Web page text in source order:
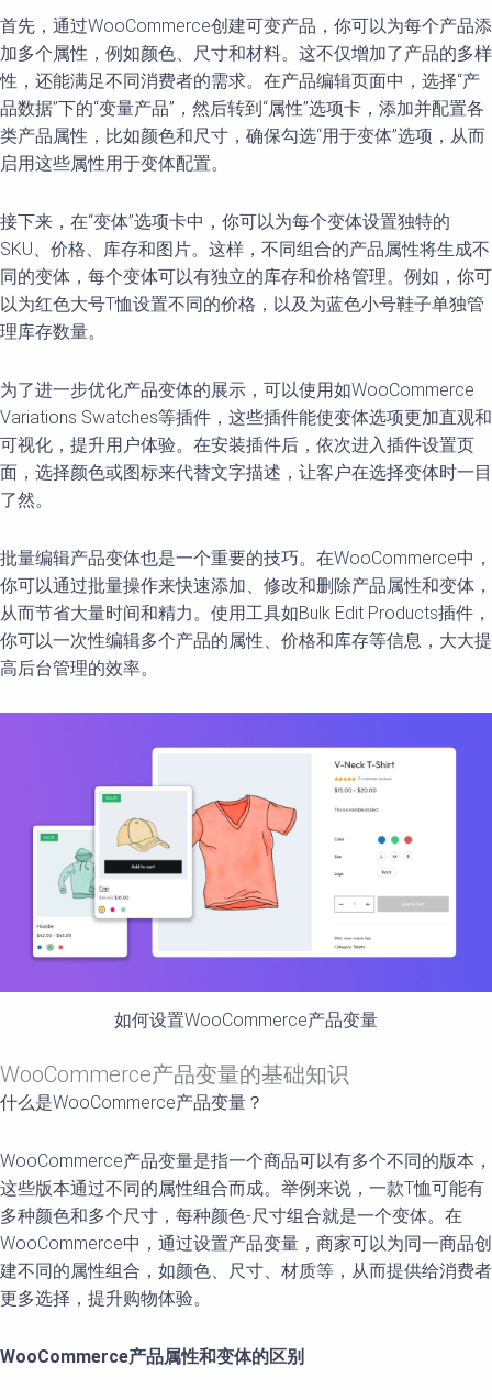
首先，通过WooCommerce创建可变产品，你可以为每个产品添
加多个属性，例如颜色、尺寸和材料。这不仅增加了产品的多样
性，还能满足不同消费者的需求。在产品编辑页面中，选择“产
品数据”下的“变量产品”，然后转到“属性”选项卡，添加并配置各
类产品属性，比如颜色和尺寸，确保勾选“用于变体”选项，从而
启用这些属性用于变体配置。
接下来，在“变体”选项卡中，你可以为每个变体设置独特的
SKU、价格、库存和图片。这样，不同组合的产品属性将生成不
同的变体，每个变体可以有独立的库存和价格管理。例如，你可
以为红色大号T恤设置不同的价格，以及为蓝色小号鞋子单独管
理库存数量。
为了进一步优化产品变体的展示，可以使用如WooCommerce
Variations Swatches等插件，这些插件能使变体选项更加直观和
可视化，提升用户体验。在安装插件后，依次进入插件设置页
面，选择颜色或图标来代替文字描述，让客户在选择变体时一目
了然。
批量编辑产品变体也是一个重要的技巧。在WooCommerce中，
你可以通过批量操作来快速添加、修改和删除产品属性和变体，
从而节省大量时间和精力。使用工具如Bulk Edit Products插件，
你可以一次性编辑多个产品的属性、价格和库存等信息，大大提
高后台管理的效率。
如何设置WooCommerce产品变量
WooCommerce产品变量的基础知识
什么是WooCommerce产品变量？
WooCommerce产品变量是指一个商品可以有多个不同的版本，
这些版本通过不同的属性组合而成。举例来说，一款T恤可能有
多种颜色和多个尺寸，每种颜色-尺寸组合就是一个变体。在
WooCommerce中，通过设置产品变量，商家可以为同一商品创
建不同的属性组合，如颜色、尺寸、材质等，从而提供给消费者
更多选择，提升购物体验。
WooCommerce产品属性和变体的区别